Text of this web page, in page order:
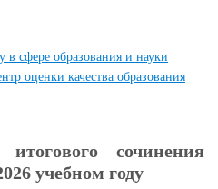
в сфере образования и науки
оценки качества образования
сочинения
учебном году